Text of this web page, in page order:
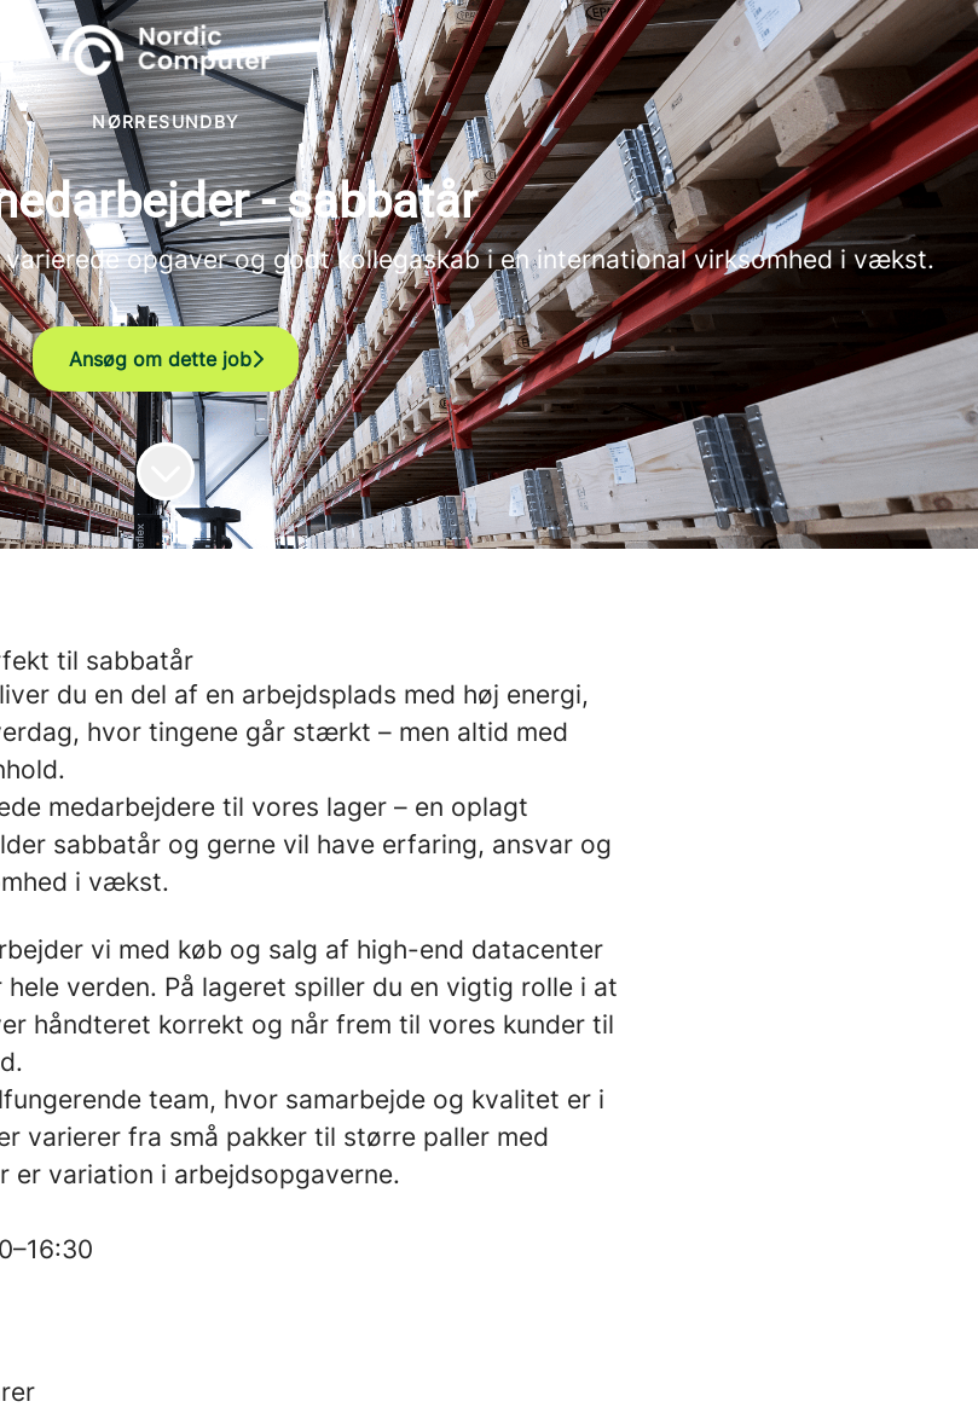
NØRRESUNDBY
- sabbatår
opgaver og godt kollegaskab i en international virksomhed i vækst.
Ansøg om dette job
til sabbatår
du en del af en arbejdsplads med høj energi,
hvor tingene går stærkt – men altid med
medarbejdere til vores lager – en oplagt
sabbatår og gerne vil have erfaring, ansvar og
i vækst.
vi med køb og salg af high-end datacenter
verden. På lageret spiller du en vigtig rolle i at
håndteret korrekt og når frem til vores kunder til
team, hvor samarbejde og kvalitet er i
varierer fra små pakker til større paller med
er variation i arbejdsopgaverne.